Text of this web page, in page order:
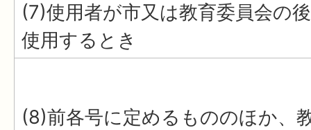
(7)使用者が市又は教育委員会の
使用するとき
(8)前各号に定めるもののほか、